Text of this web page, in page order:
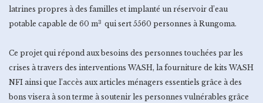
latrines propres à des familles et implanté un réservoir d’eau
potable capable de 60 m3 qui sert 5560 personnes à Rungoma.
Ce projet qui répond aux besoins des personnes touchées par les
crises à travers des interventions WASH, la fourniture de kits WASH
NFI ainsi que l’accès aux articles ménagers essentiels grâce à des
bons visera à son terme à soutenir les personnes vulnérables grâce